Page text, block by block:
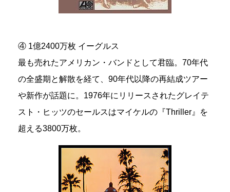
④ 1億2400万枚 イーグルス
最も売れたアメリカン・バンドとして君臨。70年代
の全盛期と解散を経て、90年代以降の再結成ツアー
や新作が話題に。1976年にリリースされたグレイテ
スト・ヒッツのセールスはマイケルの『Thriller』を
超える3800万枚。